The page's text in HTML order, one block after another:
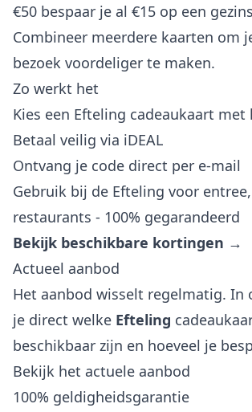
€50 bespaar je al €15 op een
Combineer meerdere kaarten om
bezoek voordeliger te maken.
Zo werkt het
Kies een Efteling cadeaukaart
Betaal veilig via iDEAL
Ontvang je code direct per e-mail
Gebruik bij de Efteling voor
restaurants - 100% gegarandeerd
Bekijk beschikbare kortingen →
Actueel aanbod
Het aanbod wisselt regelmatig. In
je direct welke Efteling
beschikbaar zijn en hoeveel je
Bekijk het actuele aanbod
100% geldigheidsgarantie